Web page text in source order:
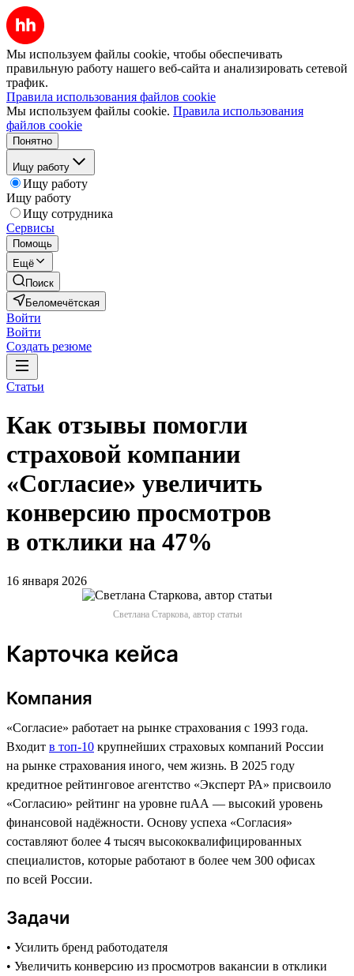
Мы используем файлы cookie, чтобы обеспечивать
правильную работу нашего веб-сайта и анализировать сетевой
трафик.
Правила использования файлов cookie
Мы используем файлы cookie. Правила использования
файлов cookie
Понятно
Ищу работу
Ищу работу
Ищу работу
Ищу сотрудника
Сервисы
Помощь
Ещё
Поиск
Беломечётская
Войти
Войти
Создать резюме
Статьи
Как отзывы помогли
страховой компании
«Согласие» увеличить
конверсию просмотров
в отклики на 47%
16 января 2026
Светлана Старкова, автор статьи
Карточка кейса
Компания
«Согласие» работает на рынке страхования с 1993 года.
Входит в топ-10 крупнейших страховых компаний России
на рынке страхования иного, чем жизнь. В 2025 году
кредитное рейтинговое агентство «Эксперт РА» присвоило
«Согласию» рейтинг на уровне ruAA — высокий уровень
финансовой надёжности. Основу успеха «Согласия»
составляют более 4 тысяч высококвалифицированных
специалистов, которые работают в более чем 300 офисах
по всей России.
Задачи
• Усилить бренд работодателя
• Увеличить конверсию из просмотров вакансии в отклики